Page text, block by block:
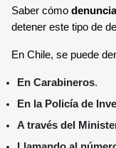
Saber cómo
detener este tipo de
En Chile, se puede
En Carabineros.
En la Policía de
A través del